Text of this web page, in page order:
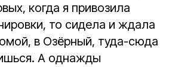
когда я привозила
то сидела и ждала
в Озёрный, туда-сюда
А однажды